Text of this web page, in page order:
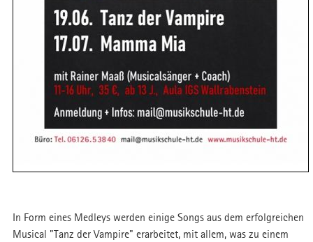
In Form eines Medleys werden einige Songs aus dem erfolgreichen
Musical "Tanz der Vampire" erarbeitet, mit allem, was zu einem